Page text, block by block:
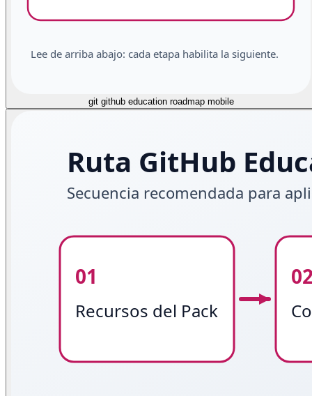
git github education roadmap mobile